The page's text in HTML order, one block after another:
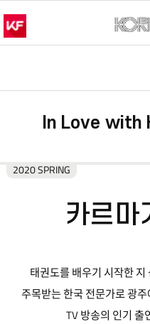
In Love with
2020 SPRING
카르마
태권도를 배우기 시작한
주목받는 한국 전문가로 광
TV 방송의 인기 출